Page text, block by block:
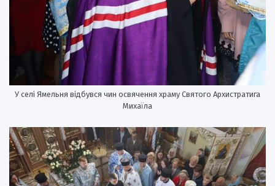
У селі Ямельня відбувся чин освячення храму Святого Архистратига
Михаїла